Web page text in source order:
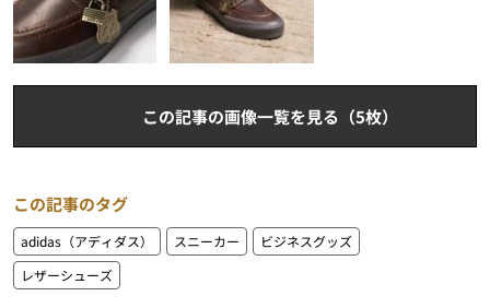
この記事の画像一覧を見る（5枚）
この記事のタグ
adidas（アディダス） スニーカー
ビジネスグッズ
レザーシューズ